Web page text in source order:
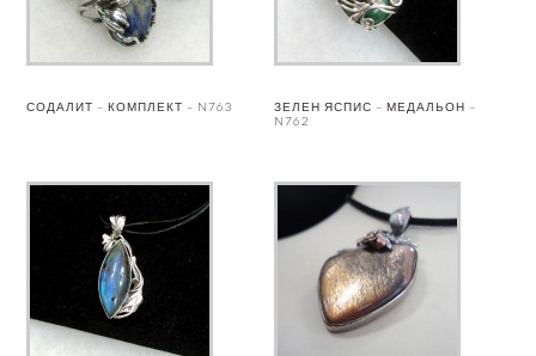
СОДАЛИТ – КОМПЛЕКТ – N763
ЗЕЛЕН ЯСПИС – МЕДАЛЬОН –
N762